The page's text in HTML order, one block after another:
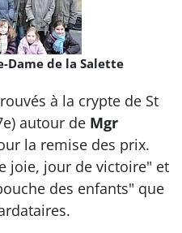
Dame de la Salette
à la crypte de St
autour de Mgr
la remise des prix.
joie, jour de victoire" et
des enfants" que